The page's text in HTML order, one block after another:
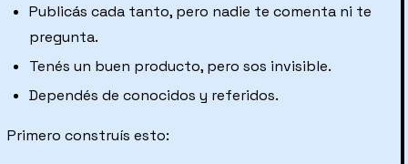
Publicás cada tanto, pero nadie te comenta ni te
pregunta.
Tenés un buen producto, pero sos invisible.
Dependés de conocidos y referidos.
Primero construís esto: